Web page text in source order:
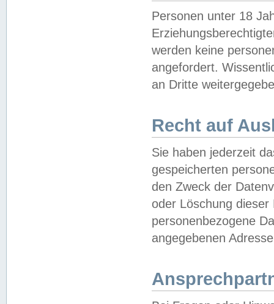
Personen unter 18
werden keine
angefordert.
an Dritte
Recht auf
Sie haben jederzeit
gespeicherten
den Zweck der
oder Löschung
personenbezogene
angegebenen